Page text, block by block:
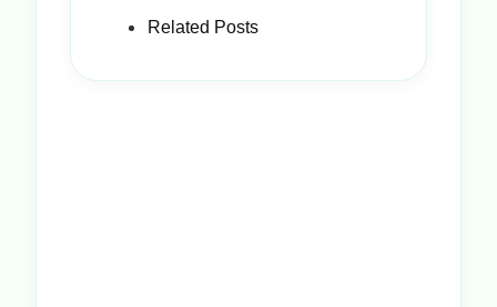
Related Posts